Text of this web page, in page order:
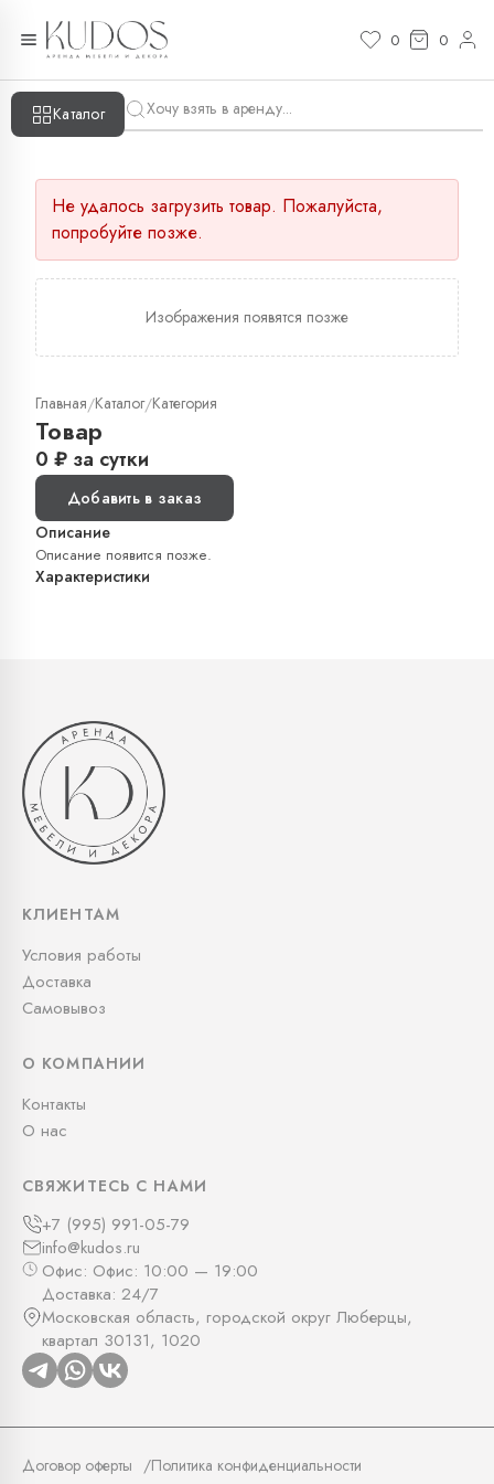
0 0
Каталог
Не удалось загрузить товар. Пожалуйста,
попробуйте позже.
Изображения появятся позже
Главная/Каталог/Категория
Товар
0 ₽ за сутки
Добавить в заказ
Описание
Описание появится позже.
Характеристики
КЛИЕНТАМ
Условия работы
Доставка
Самовывоз
О КОМПАНИИ
Контакты
О нас
СВЯЖИТЕСЬ С НАМИ
+7 (995) 991-05-79
info@kudos.ru
Офис: Офис: 10:00 — 19:00
Доставка: 24/7
Московская область, городской округ Люберцы,
квартал 30131, 1020
Договор оферты Политика конфиденциальности